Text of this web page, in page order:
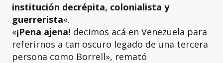
institución decrépita, colonialista y
guerrerista«.
«¡Pena ajena! decimos acá en Venezuela para
referirnos a tan oscuro legado de una tercera
persona como Borrell», remató